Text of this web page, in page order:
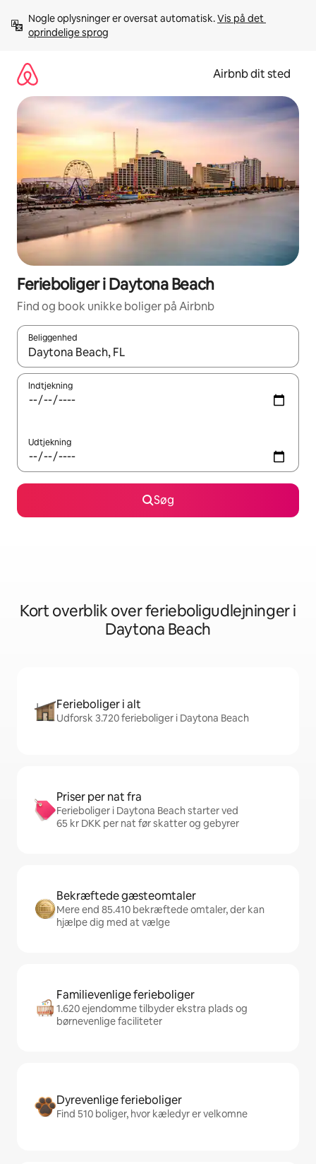
videre
Nogle oplysninger er oversat automatisk. Vis på det
oprindelige sprog
Airbnb dit sted
Ferieboliger i Daytona Beach
Find og book unikke boliger på Airbnb
Beliggenhed
Når resultaterne er tilgængelige, skal du navigere med
Indtjekning
Udtjekning
Søg
Kort overblik over ferieboligudlejninger i
Daytona Beach
Ferieboliger i alt
Udforsk 3.720 ferieboliger i Daytona Beach
Priser per nat fra
Ferieboliger i Daytona Beach starter ved
65 kr DKK per nat før skatter og gebyrer
Bekræftede gæsteomtaler
Mere end 85.410 bekræftede omtaler, der kan
hjælpe dig med at vælge
Familievenlige ferieboliger
1.620 ejendomme tilbyder ekstra plads og
børnevenlige faciliteter
Dyrevenlige ferieboliger
Find 510 boliger, hvor kæledyr er velkomne